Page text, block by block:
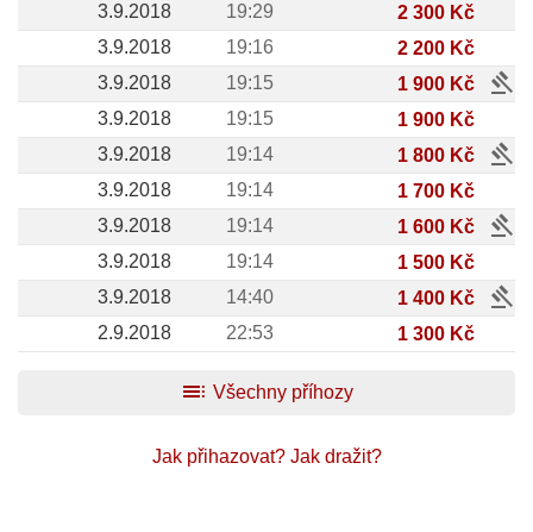
3.9.2018 19:29
2 300 Kč
3.9.2018
19:16
2 200 Kč
3.9.2018
19:15 1 900 Kč gavel
3.9.2018 19:15
1 900 Kč
3.9.2018
19:14 1 800 Kč gavel
3.9.2018 19:14
1 700 Kč
3.9.2018
19:14 1 600 Kč gavel
3.9.2018 19:14
1 500 Kč
3.9.2018
14:40 1 400 Kč gavel
2.9.2018 22:53 1 300 Kč
toc Všechny příhozy
Jak přihazovat? Jak dražit?